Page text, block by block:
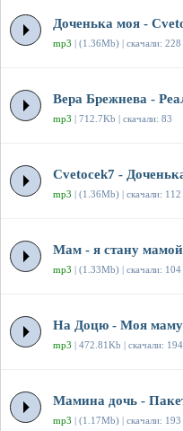
Доченька моя -
mp3 | (1.36Mb) | скачали: 228
Вера Брежнева -
mp3 | 712.7Kb | скачали: 83
Cvetocek7 -
mp3 | (1.36Mb) | скачали: 112
Мам - я стану
mp3 | (1.33Mb) | скачали: 104
На Доцю - Моя
mp3 | 472.81Kb | скачали: 194
Мамина дочь -
mp3 | (1.17Mb) | скачали: 193